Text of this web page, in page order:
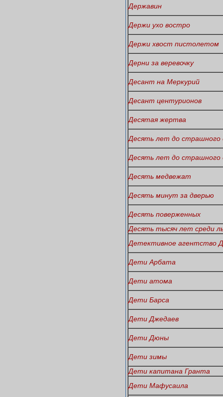
Державин
Держи ухо востро
Держи хвост пистолетом
Дерни за веревочку
Десант на Меркурий
Десант центурионов
Десятая жертва
Десять лет до страшного
Десять лет до страшного
Десять медвежат
Десять минут за дверью
Десять поверженных
Десять тысяч лет среди
Детективное агентство
Дети Арбата
Дети атома
Дети Барса
Дети Джедаев
Дети Дюны
Дети зимы
Дети капитана Гранта
Дети Мафусаила